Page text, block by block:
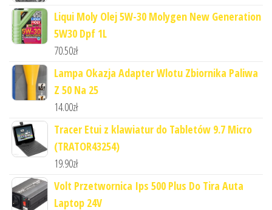
Liqui Moly Olej 5W-30 Molygen New Generation
5W30 Dpf 1L
70.50zł
Lampa Okazja Adapter Wlotu Zbiornika Paliwa
Z 50 Na 25
14.00zł
Tracer Etui z klawiatur do Tabletów 9.7 Micro
(TRATOR43254)
19.90zł
Volt Przetwornica Ips 500 Plus Do Tira Auta
Laptop 24V